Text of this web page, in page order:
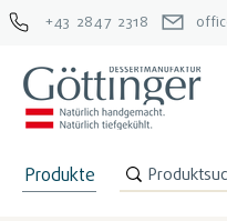
Produkte
+43 2847 2318